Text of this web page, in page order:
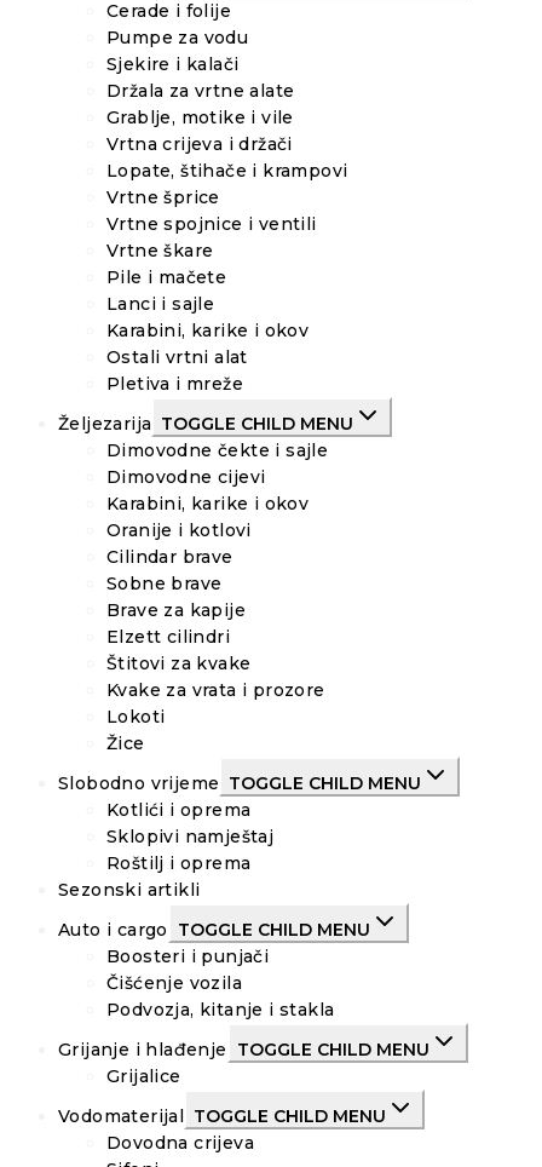
Cerade i folije
Pumpe za vodu
Sjekire i kalači
Držala za vrtne alate
Grablje, motike i vile
Vrtna crijeva i držači
Lopate, štihače i krampovi
Vrtne šprice
Vrtne spojnice i ventili
Vrtne škare
Pile i mačete
Lanci i sajle
Karabini, karike i okov
Ostali vrtni alat
Pletiva i mreže
Željezarija TOGGLE CHILD MENU
Dimovodne čekte i sajle
Dimovodne cijevi
Karabini, karike i okov
Oranije i kotlovi
Cilindar brave
Sobne brave
Brave za kapije
Elzett cilindri
Štitovi za kvake
Kvake za vrata i prozore
Lokoti
Žice
Slobodno vrijeme TOGGLE CHILD MENU
Kotlići i oprema
Sklopivi namještaj
Roštilj i oprema
Sezonski artikli
Auto i cargo
TOGGLE CHILD MENU
Boosteri i punjači
Čišćenje vozila
Podvozja, kitanje i stakla
Grijanje i hlađenje
TOGGLE CHILD MENU
Grijalice
Vodomaterijal
TOGGLE CHILD MENU
Dovodna crijeva